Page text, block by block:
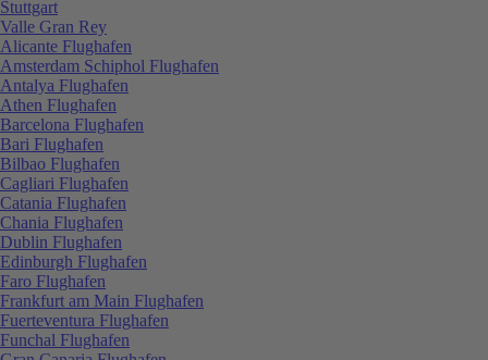
Stuttgart
Valle Gran Rey
Alicante Flughafen
Amsterdam Schiphol Flughafen
Antalya Flughafen
Athen Flughafen
Barcelona Flughafen
Bari Flughafen
Bilbao Flughafen
Cagliari Flughafen
Catania Flughafen
Chania Flughafen
Dublin Flughafen
Edinburgh Flughafen
Faro Flughafen
Frankfurt am Main Flughafen
Fuerteventura Flughafen
Funchal Flughafen